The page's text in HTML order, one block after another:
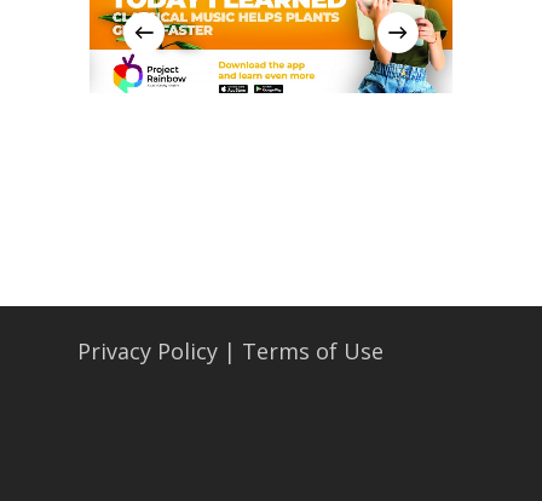
Privacy Policy | Terms of Use